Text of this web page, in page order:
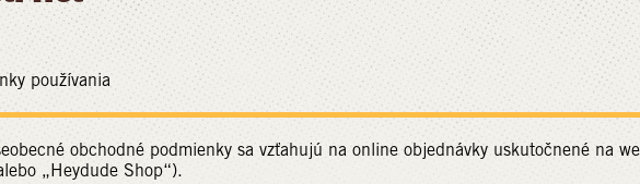
používania
obchodné podmienky sa vzťahujú na online objednávky uskutočnené na
„Heydude Shop“).